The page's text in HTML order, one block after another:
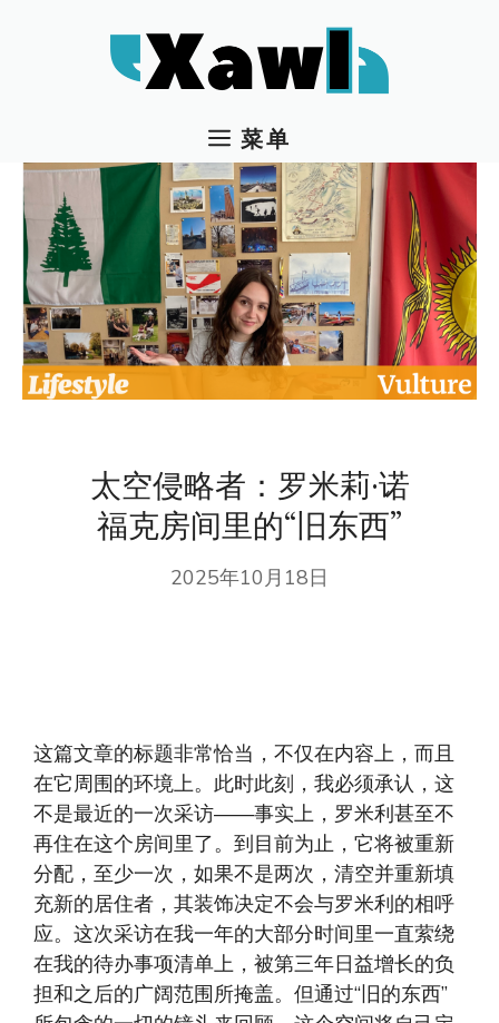
菜单
太空侵略者：罗米莉·诺
福克房间里的“旧东西”
2025年10月18日
这篇文章的标题非常恰当，不仅在内容上，而且
在它周围的环境上。此时此刻，我必须承认，这
不是最近的一次采访——事实上，罗米利甚至不
再住在这个房间里了。到目前为止，它将被重新
分配，至少一次，如果不是两次，清空并重新填
充新的居住者，其装饰决定不会与罗米利的相呼
应。这次采访在我一年的大部分时间里一直萦绕
在我的待办事项清单上，被第三年日益增长的负
担和之后的广阔范围所掩盖。但通过“旧的东西”